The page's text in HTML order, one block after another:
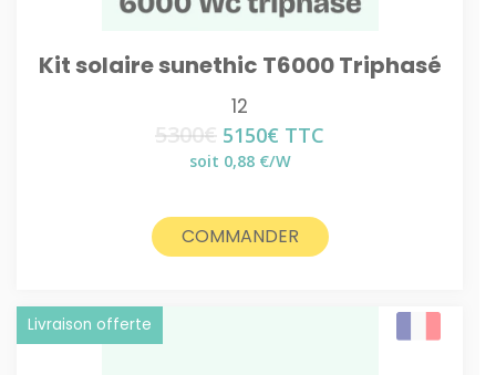
Kit solaire sunethic T6000 Triphasé
12
5300€ Le
prix
5300€.
5150€ Le
prix
5150€.
TTC
soit 0,88 €/W
COMMANDER
Livraison offerte